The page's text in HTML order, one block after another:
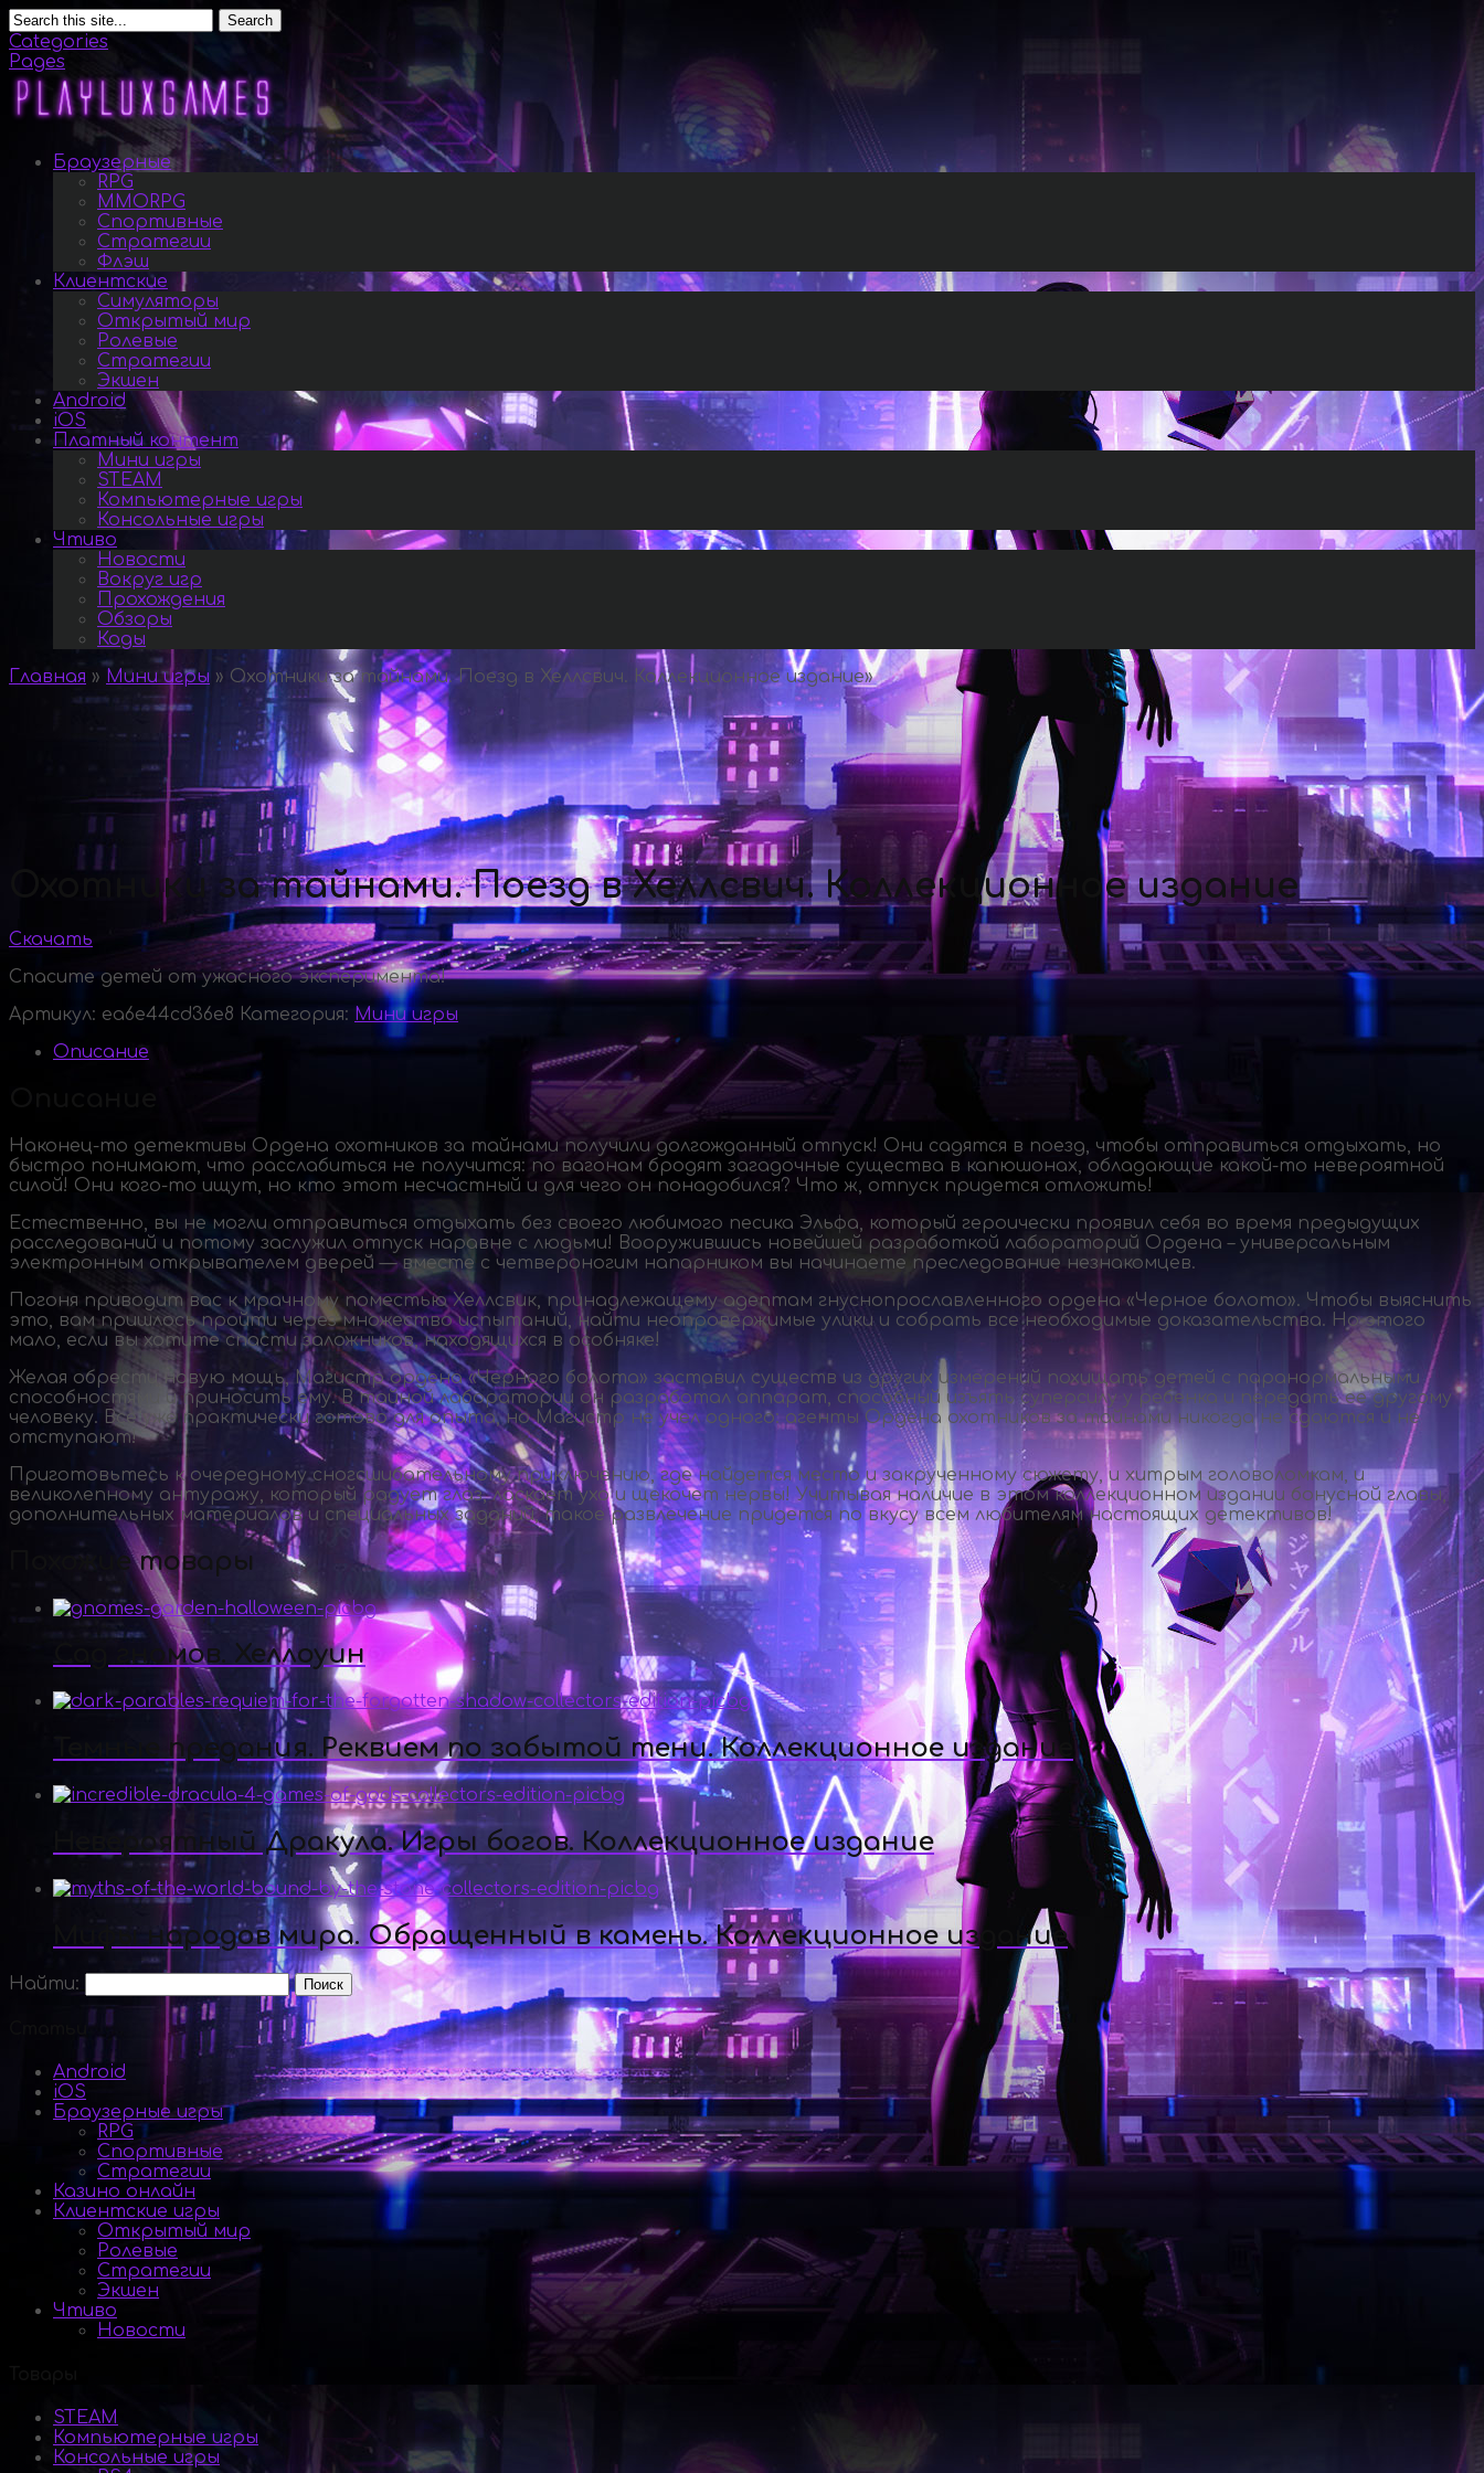
Search
Categories
Pages
Браузерные
RPG
MMORPG
Спортивные
Стратегии
Флэш
Клиентские
Симуляторы
Открытый мир
Ролевые
Стратегии
Экшен
Android
iOS
Платный контент
Мини игры
STEAM
Компьютерные игры
Консольные игры
Чтиво
Новости
Вокруг игр
Прохождения
Обзоры
Коды
Главная » Мини игры » Охотники за тайнами. Поезд в Хеллсвич. Коллекционное издание»
Охотники за тайнами. Поезд в Хеллсвич. Коллекционное издание
Скачать
Спасите детей от ужасного эксперимента!
Артикул: ea6e44cd36e8 Категория: Мини игры
Описание
Наконец-то детективы Ордена охотников за тайнами получили долгожданный отпуск! Они садятся в поезд, чтобы отправиться отдыхать, но
быстро понимают, что расслабиться не получится: по вагонам бродят загадочные существа в капюшонах, обладающие какой-то невероятной
силой! Они кого-то ищут, но кто этот несчастный и для чего он понадобился? Что ж, отпуск придется отложить!
Естественно, вы не могли отправиться отдыхать без своего любимого песика Эльфа, который героически проявил себя во время предыдущих
расследований и потому заслужил отпуск наравне с людьми! Вооружившись новейшей разработкой лабораторий Ордена – универсальным
электронным открывателем дверей — вместе с четвероногим напарником вы начинаете преследование незнакомцев.
Погоня приводит вас к мрачному поместью Хеллсвик, принадлежащему адептам гнуснопрославленного ордена «Черное болото». Чтобы выяснить
это, вам пришлось пройти через множество испытаний, найти неопровержимые улики и собрать все необходимые доказательства. Но этого
мало, если вы хотите спасти заложников, находящихся в особняке!
Желая обрести новую мощь, Магистр ордена «Черного болота» заставил существ из других измерений похищать детей с паранормальными
способностями и приносить ему. В тайной лаборатории он разработал аппарат, способный изъять суперсилу у ребенка и передать ее другому
человеку. Все уже практически готово для опыта, но Магистр не учел одного: агенты Ордена охотников за тайнами никогда не сдаются и не
отступают!
Приготовьтесь к очередному сногсшибательному приключению, где найдется место и закрученному сюжету, и хитрым головоломкам, и
великолепному антуражу, который радует глаз, ласкает ухо и щекочет нервы! Учитывая наличие в этом коллекционном издании бонусной главы,
дополнительных материалов и специальных заданий, такое развлечение придется по вкусу всем любителям настоящих детективов!
Похожие товары
Сад гномов. Хеллоуин
Темные предания. Реквием по забытой тени. Коллекционное издание
Невероятный Дракула. Игры богов. Коллекционное издание
Мифы народов мира. Обращенный в камень. Коллекционное издание
Найти:
Android
iOS
Браузерные игры
RPG
Спортивные
Стратегии
Казино онлайн
Клиентские игры
Открытый мир
Ролевые
Стратегии
Экшен
Чтиво
Новости
STEAM
Компьютерные игры
Консольные игры